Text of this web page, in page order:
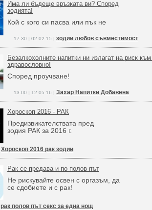
Има ли бъдеще връзката ви? Според
зодията!
Кой с кого си пасва или пък не
17:30 | 02-02-15 | зодии любов съвместимост
Безалкохолните напитки ни излагат на риск
здравословно!
Според проучване!
13:00 | 12-05-16 | Захар Напитки Добавена
Хороскоп 2016 - РАК
Предизвикателствата пред
зодия РАК за 2016 г.
Хороскоп 2016 рак зодии
Рак се предава и по полов път
Не рискувайте освен с оргазъм, да
се сдобиете и с рак!
рак полов път секс за една нощ